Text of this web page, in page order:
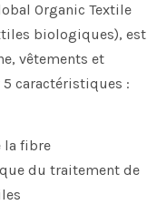
Organic Textile
biologiques), est
vêtements et
caractéristiques :
la fibre
du traitement de